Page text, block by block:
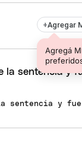
+Agregar
Agregá
sentencia y